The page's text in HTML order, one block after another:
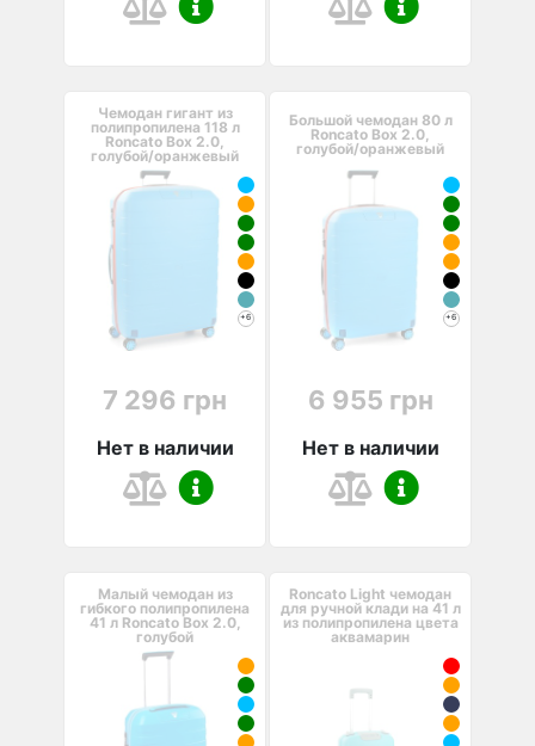
Чемодан гигант из
полипропилена 118 л
Roncato Box 2.0,
голубой/оранжевый
+6
7 296 грн
Нет в наличии
Большой чемодан 80 л
Roncato Box 2.0,
голубой/оранжевый
+6
6 955 грн
Нет в наличии
Малый чемодан из
гибкого полипропилена
41 л Roncato Box 2.0,
голубой
Roncato Light чемодан
для ручной клади на 41 л
из полипропилена цвета
аквамарин